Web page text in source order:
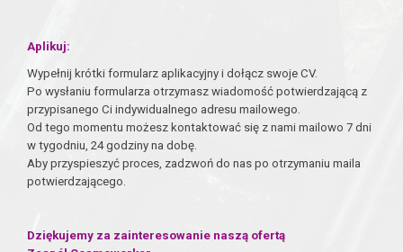
Aplikuj:
Wypełnij krótki formularz aplikacyjny i dołącz swoje CV.
Po wysłaniu formularza otrzymasz wiadomość potwierdzającą z
przypisanego Ci indywidualnego adresu mailowego.
Od tego momentu możesz kontaktować się z nami mailowo 7 dni
w tygodniu, 24 godziny na dobę.
Aby przyspieszyć proces, zadzwoń do nas po otrzymaniu maila
potwierdzającego.
Dziękujemy za zainteresowanie naszą ofertą